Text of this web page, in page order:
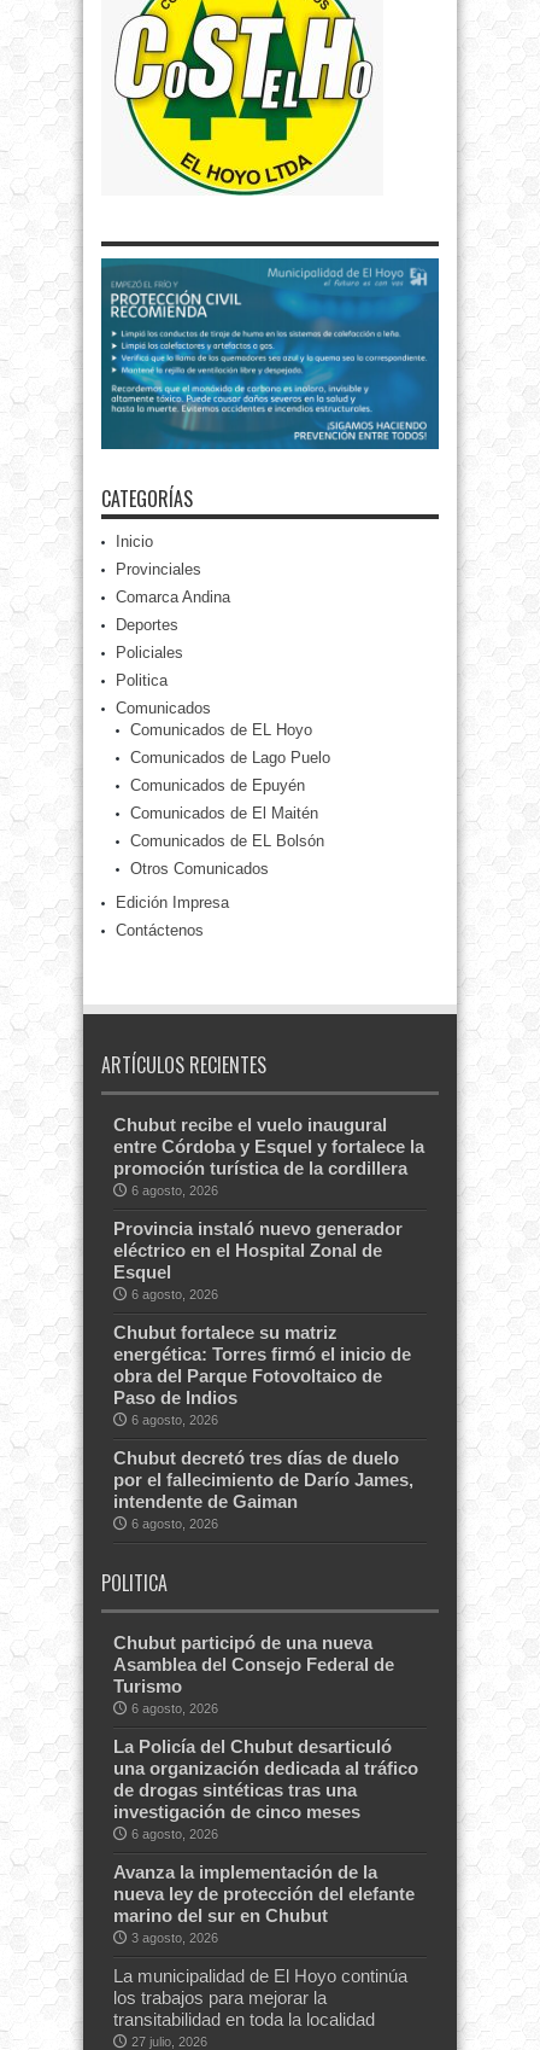
CATEGORÍAS
Inicio
Provinciales
Comarca Andina
Deportes
Policiales
Politica
Comunicados
Comunicados de EL Hoyo
Comunicados de Lago Puelo
Comunicados de Epuyén
Comunicados de El Maitén
Comunicados de EL Bolsón
Otros Comunicados
Edición Impresa
Contáctenos
ARTÍCULOS RECIENTES
Chubut recibe el vuelo inaugural
entre Córdoba y Esquel y fortalece la
promoción turística de la cordillera
6 agosto, 2026
Provincia instaló nuevo generador
eléctrico en el Hospital Zonal de
Esquel
6 agosto, 2026
Chubut fortalece su matriz
energética: Torres firmó el inicio de
obra del Parque Fotovoltaico de
Paso de Indios
6 agosto, 2026
Chubut decretó tres días de duelo
por el fallecimiento de Darío James,
intendente de Gaiman
6 agosto, 2026
POLITICA
Chubut participó de una nueva
Asamblea del Consejo Federal de
Turismo
6 agosto, 2026
La Policía del Chubut desarticuló
una organización dedicada al tráfico
de drogas sintéticas tras una
investigación de cinco meses
6 agosto, 2026
Avanza la implementación de la
nueva ley de protección del elefante
marino del sur en Chubut
3 agosto, 2026
La municipalidad de El Hoyo continúa
los trabajos para mejorar la
transitabilidad en toda la localidad
27 julio, 2026